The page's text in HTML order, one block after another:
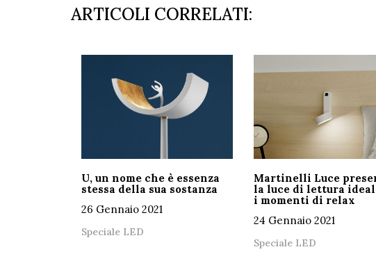
ARTICOLI CORRELATI:
U, un nome che è essenza
stessa della sua sostanza
26 Gennaio 2021
Speciale LED
Martinelli Luce
la luce di lettura
i momenti di relax
24 Gennaio 2021
Speciale LED